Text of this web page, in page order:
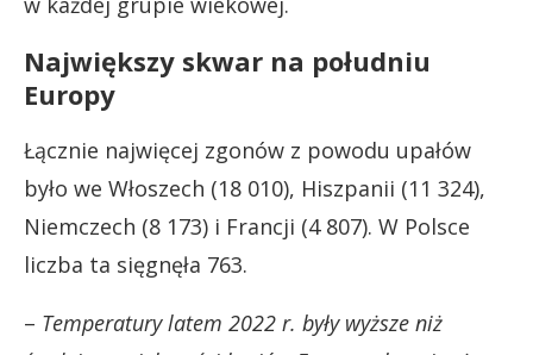
Największy skwar na południu
Europy
Łącznie najwięcej zgonów z powodu upałów
było we Włoszech (18 010), Hiszpanii (11 324),
Niemczech (8 173) i Francji (4 807). W Polsce
liczba ta sięgnęła 763.
– Temperatury latem 2022 r. były wyższe niż